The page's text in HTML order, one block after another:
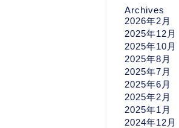
Archives
2026年2月
2025年12月
2025年10月
2025年8月
2025年7月
2025年6月
2025年2月
2025年1月
2024年12月